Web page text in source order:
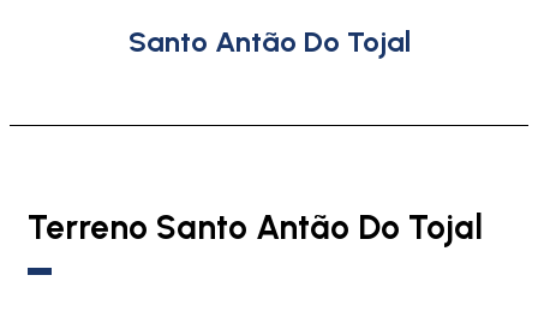
Santo Antão Do Tojal
Terreno Santo Antão Do Tojal